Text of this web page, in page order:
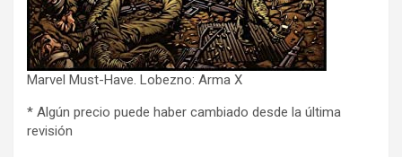
Marvel Must-Have. Lobezno: Arma X
* Algún precio puede haber cambiado desde la última
revisión